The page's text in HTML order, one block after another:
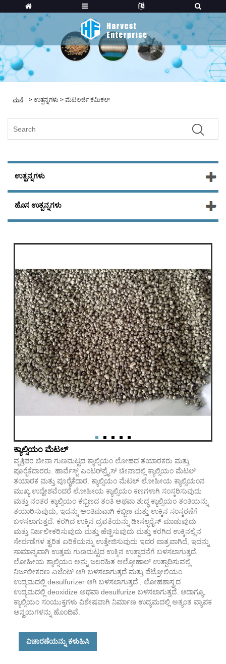
ಮನೆ > ಉತ್ಪನ್ನಗಳು > ಮೆಟಲರ್ಜಿ ಕೆಮಿಕಲ್
ಉತ್ಪನ್ನಗಳು
ಹೊಸ ಉತ್ಪನ್ನಗಳು
ಕ್ಯಾಲ್ಸಿಯಂ ಮೆಟಲ್
ವೃತ್ತಿಪರ ಚೀನಾ ಗುಣಮಟ್ಟದ ಕ್ಯಾಲ್ಸಿಯಂ ಲೋಹದ ತಯಾರಕರು ಮತ್ತು
ಪೂರೈಕೆದಾರರು. ಹಾರ್ವೆಸ್ಟ್ ಎಂಟರ್‌ಪ್ರೈಸ್ ಚೀನಾದಲ್ಲಿ ಕ್ಯಾಲ್ಸಿಯಂ ಮೆಟಲ್
ತಯಾರಕ ಮತ್ತು ಪೂರೈಕೆದಾರ. ಕ್ಯಾಲ್ಸಿಯಂ ಮೆಟಲ್ ಲೋಹೀಯ ಕ್ಯಾಲ್ಸಿಯಂನ
ಮುಖ್ಯ ಉದ್ದೇಶವೆಂದರೆ ಲೋಹೀಯ ಕ್ಯಾಲ್ಸಿಯಂ ಕಣಗಳಾಗಿ ಸಂಸ್ಕರಿಸುವುದು
ಮತ್ತು ನಂತರ ಕ್ಯಾಲ್ಸಿಯಂ ಕಬ್ಬಿಣದ ತಂತಿ ಅಥವಾ ಶುದ್ಧ ಕ್ಯಾಲ್ಸಿಯಂ ತಂತಿಯನ್ನು
ತಯಾರಿಸುವುದು, ಇದನ್ನು ಅಂತಿಮವಾಗಿ ಕಬ್ಬಿಣ ಮತ್ತು ಉಕ್ಕಿನ ಸಂಸ್ಕರಣೆಗೆ
ಬಳಸಲಾಗುತ್ತದೆ. ಕರಗಿದ ಉಕ್ಕಿನ ದ್ರವತೆಯನ್ನು ಡೀಸಲ್ಫರೈಸ್ ಮಾಡುವುದು
ಮತ್ತು ನಿರ್ಜಲೀಕರಿಸುವುದು ಮತ್ತು ಹೆಚ್ಚಿಸುವುದು ಮತ್ತು ಕರಗಿದ ಉಕ್ಕಿನಲ್ಲಿನ
ಸೇರ್ಪಡೆಗಳ ತ್ವರಿತ ಏರಿಕೆಯನ್ನು ಉತ್ತೇಜಿಸುವುದು ಇದರ ಪಾತ್ರವಾಗಿದೆ, ಇದನ್ನು
ಸಾಮಾನ್ಯವಾಗಿ ಉತ್ತಮ ಗುಣಮಟ್ಟದ ಉಕ್ಕಿನ ಉತ್ಪಾದನೆಗೆ ಬಳಸಲಾಗುತ್ತದೆ.
ಲೋಹೀಯ ಕ್ಯಾಲ್ಸಿಯಂ ಅನ್ನು ಜಲರಹಿತ ಆಲ್ಕೋಹಾಲ್ ಉತ್ಪಾದಿಸುವಲ್ಲಿ
ನಿರ್ಜಲೀಕರಣ ಏಜೆಂಟ್ ಆಗಿ ಬಳಸಲಾಗುತ್ತದೆ ಮತ್ತು ಪೆಟ್ರೋಲಿಯಂ
ಉದ್ಯಮದಲ್ಲಿ desulfurizer ಆಗಿ ಬಳಸಲಾಗುತ್ತದೆ , ಲೋಹಶಾಸ್ತ್ರದ
ಉದ್ಯಮದಲ್ಲಿ deoxidize ಅಥವಾ desulfurize ಬಳಸಲಾಗುತ್ತದೆ. ಆದಾಗ್ಯೂ,
ಕ್ಯಾಲ್ಸಿಯಂ ಸಂಯುಕ್ತಗಳು ವಿಶೇಷವಾಗಿ ನಿರ್ಮಾಣ ಉದ್ಯಮದಲ್ಲಿ ಅತ್ಯಂತ ವ್ಯಾಪಕ
ಅನ್ವಯಗಳನ್ನು ಹೊಂದಿವೆ.
ವಿಚಾರಣೆಯನ್ನು ಕಳುಹಿಸಿ